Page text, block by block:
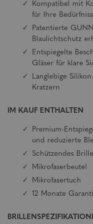
Kompatibel mit
für Ihre
Patentierte
Blaulichtschutz
Entspiegelte
Gläser für klare
Langlebige
Kratzern
IM KAUF ENTHALTEN
Premium-
und reduzierte
Schützendes
Mikrofaserbeutel
Mikrofasertuch
12 Monate